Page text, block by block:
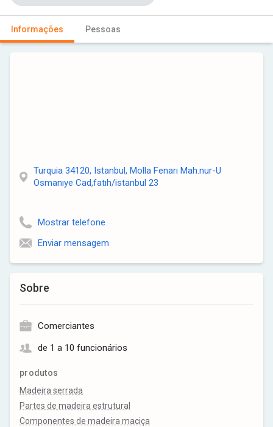
Informações Pessoas
Sobre
Comerciantes
de 1 a 10 funcionários
produtos
Madeira serrada
Partes de madeira estrutural
Componentes de madeira maciça
Turquia 34120, Istanbul, Molla Fenarı Mah.nur-U
Osmanıye Cad,fatıh/istanbul 23
Mostrar telefone
Enviar mensagem